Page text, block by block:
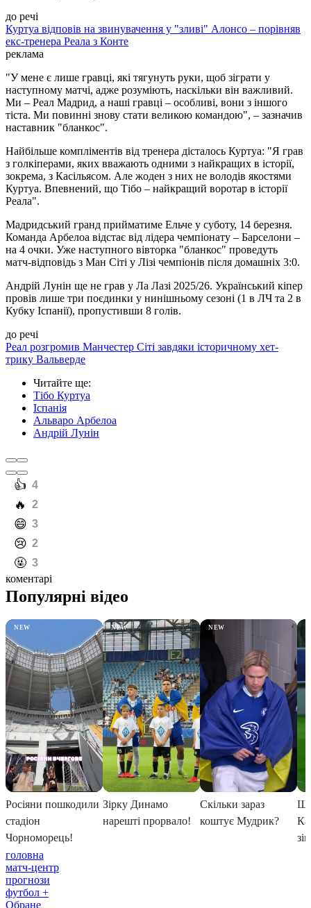
до речі
Куртуа відповів на звинувачення у "зливі" Алонсо – порівняв
екс-тренера Реала з Конте
реклама
"У мене є лише гравці, які тягунуть руки, щоб зіграти у
наступному матчі, адже розуміють, наскільки він важливий.
Ми – Реал Мадрид, а наші гравці – особливі, вони з іншого
тіста. Ми повинні знову стати великою командою", – зазначив
наставник "бланкос".
Найбільше компліментів від тренера дісталось Куртуа: "Я грав
з голкіперами, яких вважають одними з найкращих в історії,
зокрема, з Касільясом. Але жоден з них не володів якостями
Куртуа. Впевнений, що Тібо – найкращий воротар в історії
Реала".
Мадридський гранд прийматиме Ельче у суботу, 14 березня.
Команда Арбелоа відстає від лідера чемпіонату – Барселони –
на 4 очки. Уже наступного вівторка "бланкос" проведуть
матч-відповідь з Ман Сіті у Лізі чемпіонів після домашніх 3:0.
Андрій Лунін ще не грав у Ла Лазі 2025/26. Український кіпер
провів лише три поєдинки у нинішньому сезоні (1 в ЛЧ та 2 в
Кубку Іспанії), пропустивши 8 голів.
до речі
Реал розгромив Манчестер Сіті завдяки історичному хет-
трику Вальверде
Читайте ще:
Тібо Куртуа
Іспанія
Альваро Арбелоа
Андрій Лунін
️👍 4
️🔥 2
️😄 3
️😢 2
️🤬 3
коментарі
головна
матч-центр
прогнози
футбол +
Обране